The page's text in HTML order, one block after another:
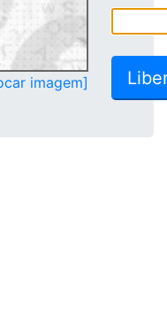
imagem]